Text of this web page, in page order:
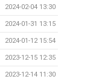
2024-02-04 13:30
2024-01-31 13:15
2024-01-12 15:54
2023-12-15 12:35
2023-12-14 11:30